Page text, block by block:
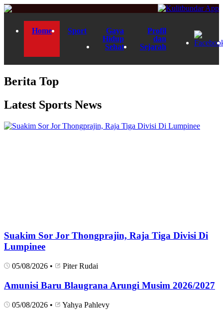
Home Sport
Gaya
Hidup
Sehat
Profil
dan
Sejarah
Berita Top
Latest Sports News
Suakim Sor Jor Thongprajin, Raja Tiga Divisi Di
Lumpinee
05/08/2026 • Piter Rudai
Amunisi Baru Blaugrana Arungi Musim 2026/2027
05/08/2026 • Yahya Pahlevy